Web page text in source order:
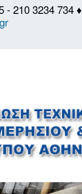
- 210 3234 734 ♦